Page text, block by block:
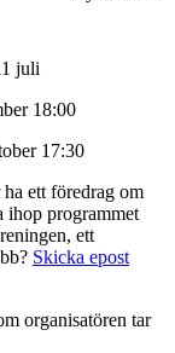
juli
18:00
17:30
ett föredrag om
ihop programmet
ett
Skicka epost
organisatören tar